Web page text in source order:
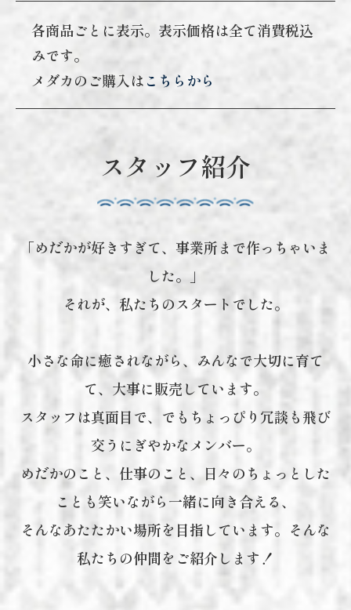
各商品ごとに表示。表示価格は全て消費税込
みです。
メダカのご購入はこちらから
スタッフ紹介
「めだかが好きすぎて、事業所まで作っちゃいま
した。」
それが、私たちのスタートでした。
小さな命に癒されながら、みんなで大切に育て
て、大事に販売しています。
スタッフは真面目で、でもちょっぴり冗談も飛び
交うにぎやかなメンバー。
めだかのこと、仕事のこと、日々のちょっとした
ことも笑いながら一緒に向き合える、
そんなあたたかい場所を目指しています。そんな
私たちの仲間をご紹介します！